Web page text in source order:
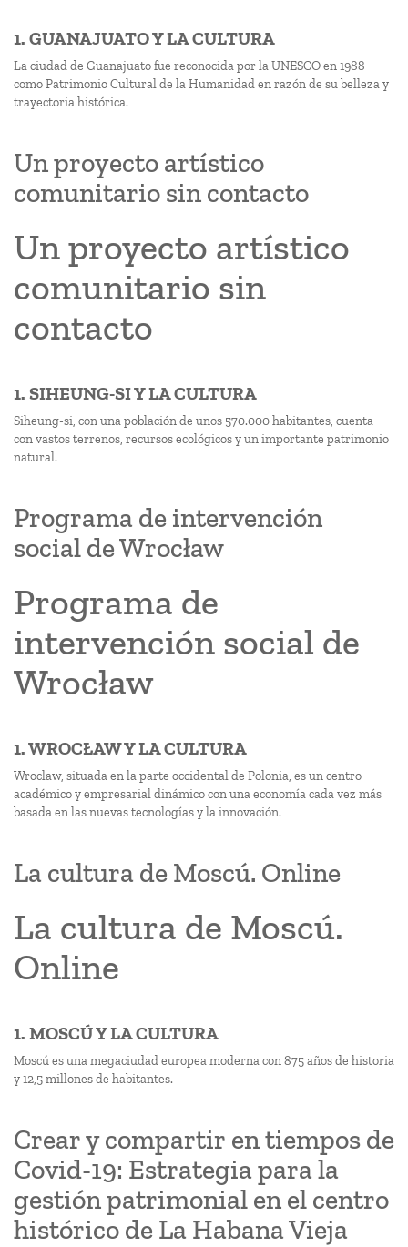
1. GUANAJUATO Y LA CULTURA
La ciudad de Guanajuato fue reconocida por la UNESCO en 1988
como Patrimonio Cultural de la Humanidad en razón de su belleza y
trayectoria histórica.
Un proyecto artístico
comunitario sin contacto
Un proyecto artístico
comunitario sin
contacto
1. SIHEUNG-SI Y LA CULTURA
Siheung-si, con una población de unos 570.000 habitantes, cuenta
con vastos terrenos, recursos ecológicos y un importante patrimonio
natural.
Programa de intervención
social de Wrocław
Programa de
intervención social de
Wrocław
1. WROCŁAW Y LA CULTURA
Wroclaw, situada en la parte occidental de Polonia, es un centro
académico y empresarial dinámico con una economía cada vez más
basada en las nuevas tecnologías y la innovación.
La cultura de Moscú. Online
La cultura de Moscú.
Online
1. MOSCÚ Y LA CULTURA
Moscú es una megaciudad europea moderna con 875 años de historia
y 12,5 millones de habitantes.
Crear y compartir en tiempos de
Covid-19: Estrategia para la
gestión patrimonial en el centro
histórico de La Habana Vieja